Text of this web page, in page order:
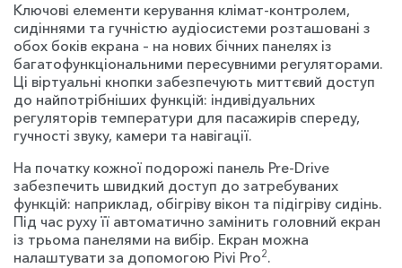
Ключові елементи керування клімат-контролем,
сидіннями та гучністю аудіосистеми розташовані з
обох боків екрана – на нових бічних панелях із
багатофункціональними пересувними регуляторами.
Ці віртуальні кнопки забезпечують миттєвий доступ
до найпотрібніших функцій: індивідуальних
регуляторів температури для пасажирів спереду,
гучності звуку, камери та навігації.
На початку кожної подорожі панель Pre-Drive
забезпечить швидкий доступ до затребуваних
функцій: наприклад, обігріву вікон та підігріву сидінь.
Під час руху її автоматично замінить головний екран
із трьома панелями на вибір. Екран можна
налаштувати за допомогою Pivi Pro2.